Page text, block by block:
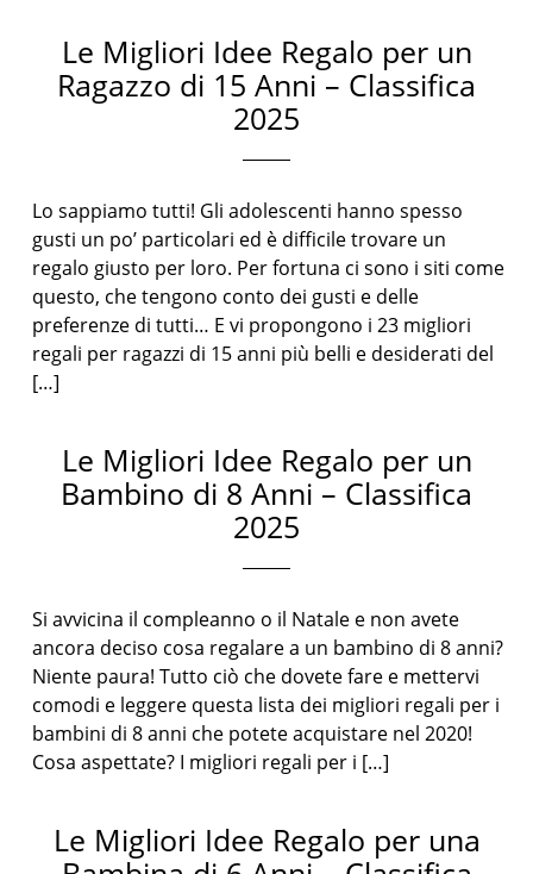
Le Migliori Idee Regalo per un
Ragazzo di 15 Anni – Classifica
2025
Lo sappiamo tutti! Gli adolescenti hanno spesso
gusti un po’ particolari ed è difficile trovare un
regalo giusto per loro. Per fortuna ci sono i siti come
questo, che tengono conto dei gusti e delle
preferenze di tutti… E vi propongono i 23 migliori
regali per ragazzi di 15 anni più belli e desiderati del
[…]
Le Migliori Idee Regalo per un
Bambino di 8 Anni – Classifica
2025
Si avvicina il compleanno o il Natale e non avete
ancora deciso cosa regalare a un bambino di 8 anni?
Niente paura! Tutto ciò che dovete fare e mettervi
comodi e leggere questa lista dei migliori regali per i
bambini di 8 anni che potete acquistare nel 2020!
Cosa aspettate? I migliori regali per i […]
Le Migliori Idee Regalo per una